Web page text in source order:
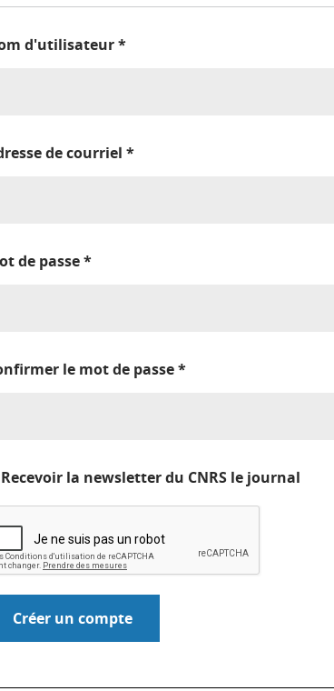
d'utilisateur*
de courriel *
de passe*
le mot de passe*
Recevoir la newsletter du CNRS le journal